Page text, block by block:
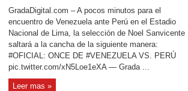
GradaDigital.com – A pocos minutos para el
encuentro de Venezuela ante Perú en el Estadio
Nacional de Lima, la selección de Noel Sanvicente
saltará a la cancha de la siguiente manera:
#OFICIAL: ONCE DE #VENEZUELA VS. PERÚ
pic.twitter.com/xN5Loe1eXA — Grada ...
Leer mas »